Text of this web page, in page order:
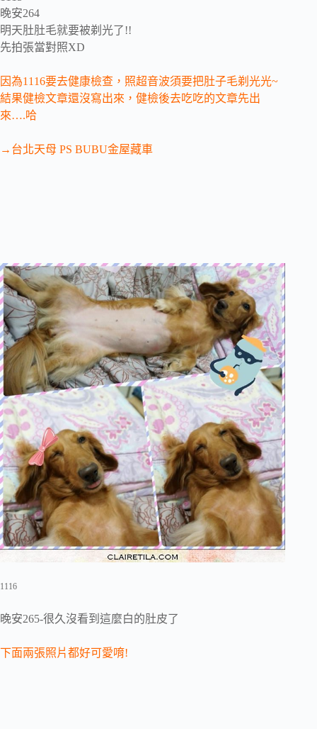
晚安264
明天肚肚毛就要被剃光了!!
先拍張當對照XD
因為1116要去健康檢查，照超音波須要把肚子毛剃光光~
結果健檢文章還沒寫出來，健檢後去吃吃的文章先出
來….哈
→台北天母 PS BUBU金屋藏車
1116
晚安265-很久沒看到這麼白的肚皮了
下面兩張照片都好可愛唷!